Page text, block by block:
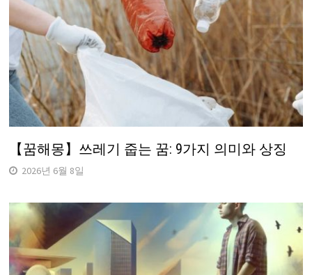
【꿈해몽】쓰레기 줍는 꿈: 9가지 의미와 상징
2026년 6월 8일